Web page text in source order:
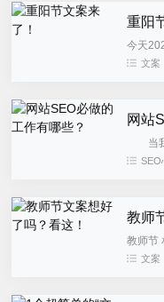
重阳
今天
重阳节
文案
网站
当我
去，让
SEO
教师
教师节
好时光。
文案